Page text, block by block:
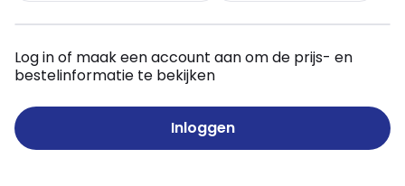
Log in of maak een account aan om de prijs- en
bestelinformatie te bekijken
Inloggen